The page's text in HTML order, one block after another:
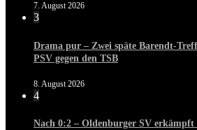
7. August 2026
3
Drama pur – Zwei späte Barendt-
PSV gegen den TSB
8. August 2026
4
Nach 0:2 – Oldenburger SV erkämpft